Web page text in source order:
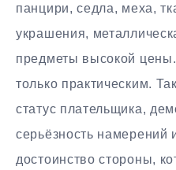
панцири, седла, меха,
украшения,
предметы высокой
только практическим.
статус плательщика,
серьёзность намерений
достоинство стороны,